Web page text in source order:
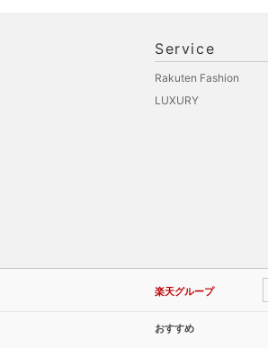
Service
Rakuten Fashion
LUXURY
楽天グループ
おすすめ